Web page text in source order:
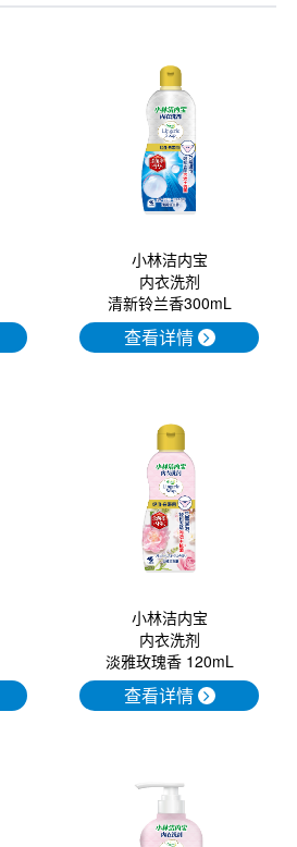
小林洁内宝
内衣洗剂
清新铃兰香300mL
查看详情
小林洁内宝
内衣洗剂
淡雅玫瑰香 120mL
查看详情